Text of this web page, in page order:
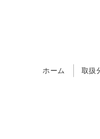
ホーム 取扱